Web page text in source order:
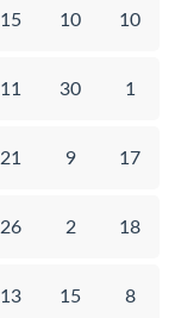
15 10 10
11 30 1
21 9 17
26 2 18
13 15 8